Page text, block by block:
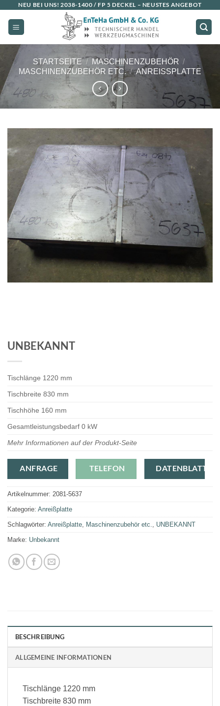
Inhalt
springen
NEU BEI UNS! 2038-1400 / FP 5 DECKEL – NEUSTES ANGEBOT
STARTSEITE / MASCHINENZUBEHÖR /
MASCHINENZUBEHÖR ETC. / ANREISSPLATTE
UNBEKANNT
Tischlänge 1220 mm
Tischbreite 830 mm
Tischhöhe 160 mm
Gesamtleistungsbedarf 0 kW
Mehr Informationen auf der Produkt-Seite
ANFRAGE TELEFON DATENBLATT
Artikelnummer: 2081-5637
Kategorie: Anreißplatte
Schlagwörter: Anreißplatte, Maschinenzubehör etc., UNBEKANNT
Marke: Unbekannt
BESCHREIBUNG
ALLGEMEINE INFORMATIONEN
Tischlänge 1220 mm
Tischbreite 830 mm